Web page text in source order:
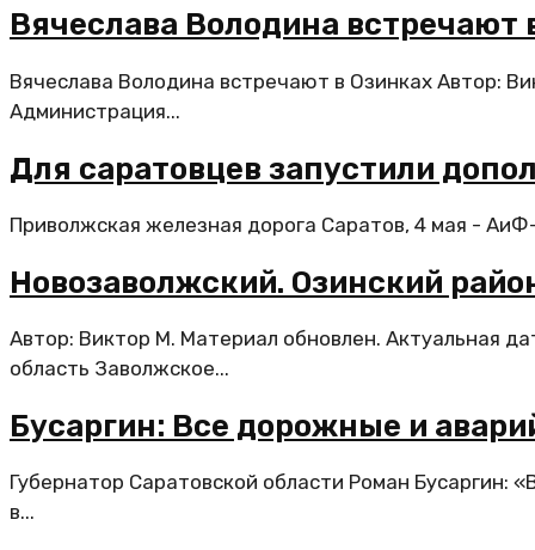
Вячеслава Володина встречают
Вячеслава Володина встречают в Озинках Автор:
Администрация...
Для саратовцев запустили
Приволжская железная дорога Саратов, 4 мая -
Новозаволжский. Озинский
Автор: Виктор М. Материал обновлен. Актуальная
область Заволжское...
Бусаргин: Все дорожные и
Губернатор Саратовской области Роман
в...